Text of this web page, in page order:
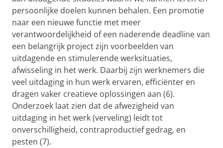
persoonlijke doelen kunnen behalen. Een promotie
naar een nieuwe functie met meer
verantwoordelijkheid of een naderende deadline van
een belangrijk project zijn voorbeelden van
uitdagende en stimulerende werksituaties,
afwisseling in het werk. Daarbij zijn werknemers die
veel uitdaging in hun werk ervaren, efficiënter en
dragen vaker creatieve oplossingen aan (6).
Onderzoek laat zien dat de afwezigheid van
uitdaging in het werk (verveling) leidt tot
onverschilligheid, contraproductief gedrag, en
pesten (7).